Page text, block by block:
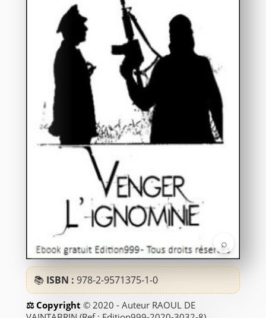
⌕
📚 ISBN : 978-2-9571375-1-0
© 2020 - Auteur RAOUL DE